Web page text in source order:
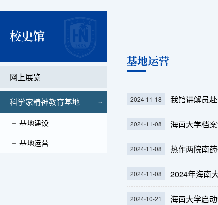
校史馆
网上展览
科学家精神教育基地
基地建设
基地运营
基地运营
2024-11-18 我馆讲解员
2024-11-08 海南大学档
2024-11-08 热作两院南
2024-11-08 2024年海南
2024-10-21 海南大学启